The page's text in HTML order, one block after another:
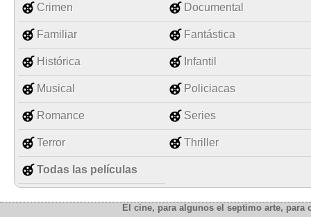
Crimen Documental
Familiar Fantástica
Histórica Infantil
Musical Policiacas
Romance Series
Terror Thriller
Todas las películas
El cine, para algunos el septimo arte,